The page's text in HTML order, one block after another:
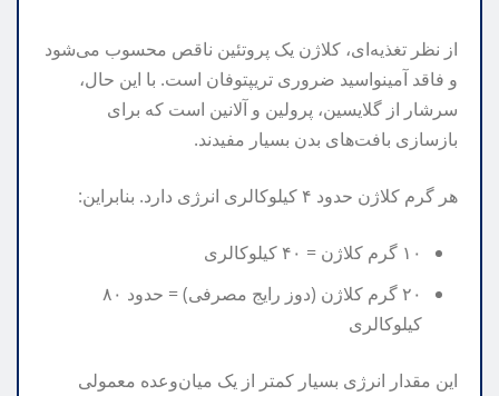
از نظر تغذیه‌ای، کلاژن یک پروتئین ناقص محسوب می‌شود
و فاقد آمینواسید ضروری تریپتوفان است. با این حال،
سرشار از گلایسین، پرولین و آلانین است که برای
بازسازی بافت‌های بدن بسیار مفیدند.
هر گرم کلاژن حدود ۴ کیلوکالری انرژی دارد. بنابراین:
۱۰ گرم کلاژن = ۴۰ کیلوکالری
۲۰ گرم کلاژن (دوز رایج مصرفی) = حدود ۸۰
کیلوکالری
این مقدار انرژی بسیار کمتر از یک میان‌وعده معمولی